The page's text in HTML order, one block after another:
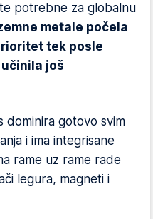
potrebne za globalnu
metale počela
tek posle
još
dominira gotovo svim
i ima integrisane
rame uz rame rade
legura, magneti i